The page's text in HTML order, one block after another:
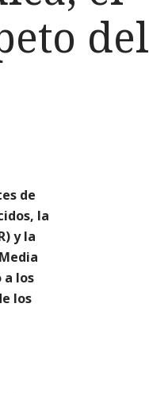
del
de
la
y la
a los
los